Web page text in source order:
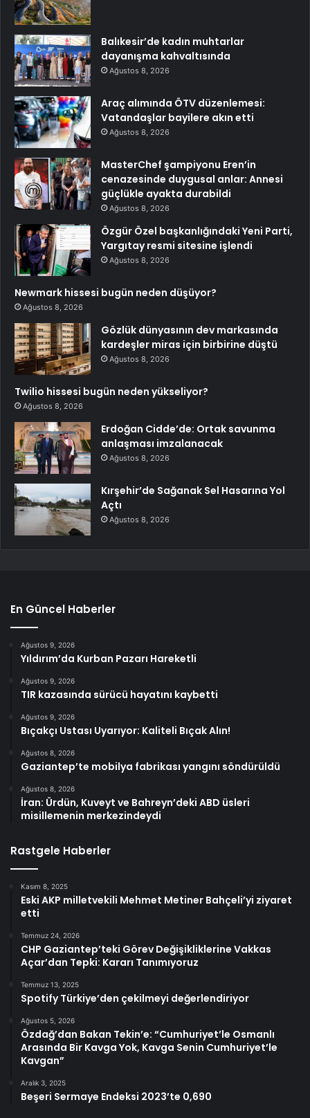
Balıkesir’de kadın muhtarlar
dayanışma kahvaltısında
Ağustos 8, 2026
Araç alımında ÖTV düzenlemesi:
Vatandaşlar bayilere akın etti
Ağustos 8, 2026
MasterChef şampiyonu Eren’in
cenazesinde duygusal anlar: Annesi
güçlükle ayakta durabildi
Ağustos 8, 2026
Özgür Özel başkanlığındaki Yeni Parti,
Yargıtay resmi sitesine işlendi
Ağustos 8, 2026
Newmark hissesi bugün neden düşüyor?
Ağustos 8, 2026
Gözlük dünyasının dev markasında
kardeşler miras için birbirine düştü
Ağustos 8, 2026
Twilio hissesi bugün neden yükseliyor?
Ağustos 8, 2026
Erdoğan Cidde’de: Ortak savunma
anlaşması imzalanacak
Ağustos 8, 2026
Kırşehir’de Sağanak Sel Hasarına Yol
Açtı
Ağustos 8, 2026
En Güncel Haberler
Ağustos 9, 2026
Yıldırım’da Kurban Pazarı Hareketli
Ağustos 9, 2026
TIR kazasında sürücü hayatını kaybetti
Ağustos 9, 2026
Bıçakçı Ustası Uyarıyor: Kaliteli Bıçak Alın!
Ağustos 8, 2026
Gaziantep’te mobilya fabrikası yangını söndürüldü
Ağustos 8, 2026
İran: Ürdün, Kuveyt ve Bahreyn’deki ABD üsleri
misillemenin merkezindeydi
Rastgele Haberler
Kasım 8, 2025
Eski AKP milletvekili Mehmet Metiner Bahçeli’yi ziyaret
etti
Temmuz 24, 2026
CHP Gaziantep’teki Görev Değişikliklerine Vakkas
Açar’dan Tepki: Kararı Tanımıyoruz
Temmuz 13, 2025
Spotify Türkiye’den çekilmeyi değerlendiriyor
Ağustos 5, 2026
Özdağ’dan Bakan Tekin’e: “Cumhuriyet’le Osmanlı
Arasında Bir Kavga Yok, Kavga Senin Cumhuriyet’le
Kavgan”
Aralık 3, 2025
Beşeri Sermaye Endeksi 2023’te 0,690